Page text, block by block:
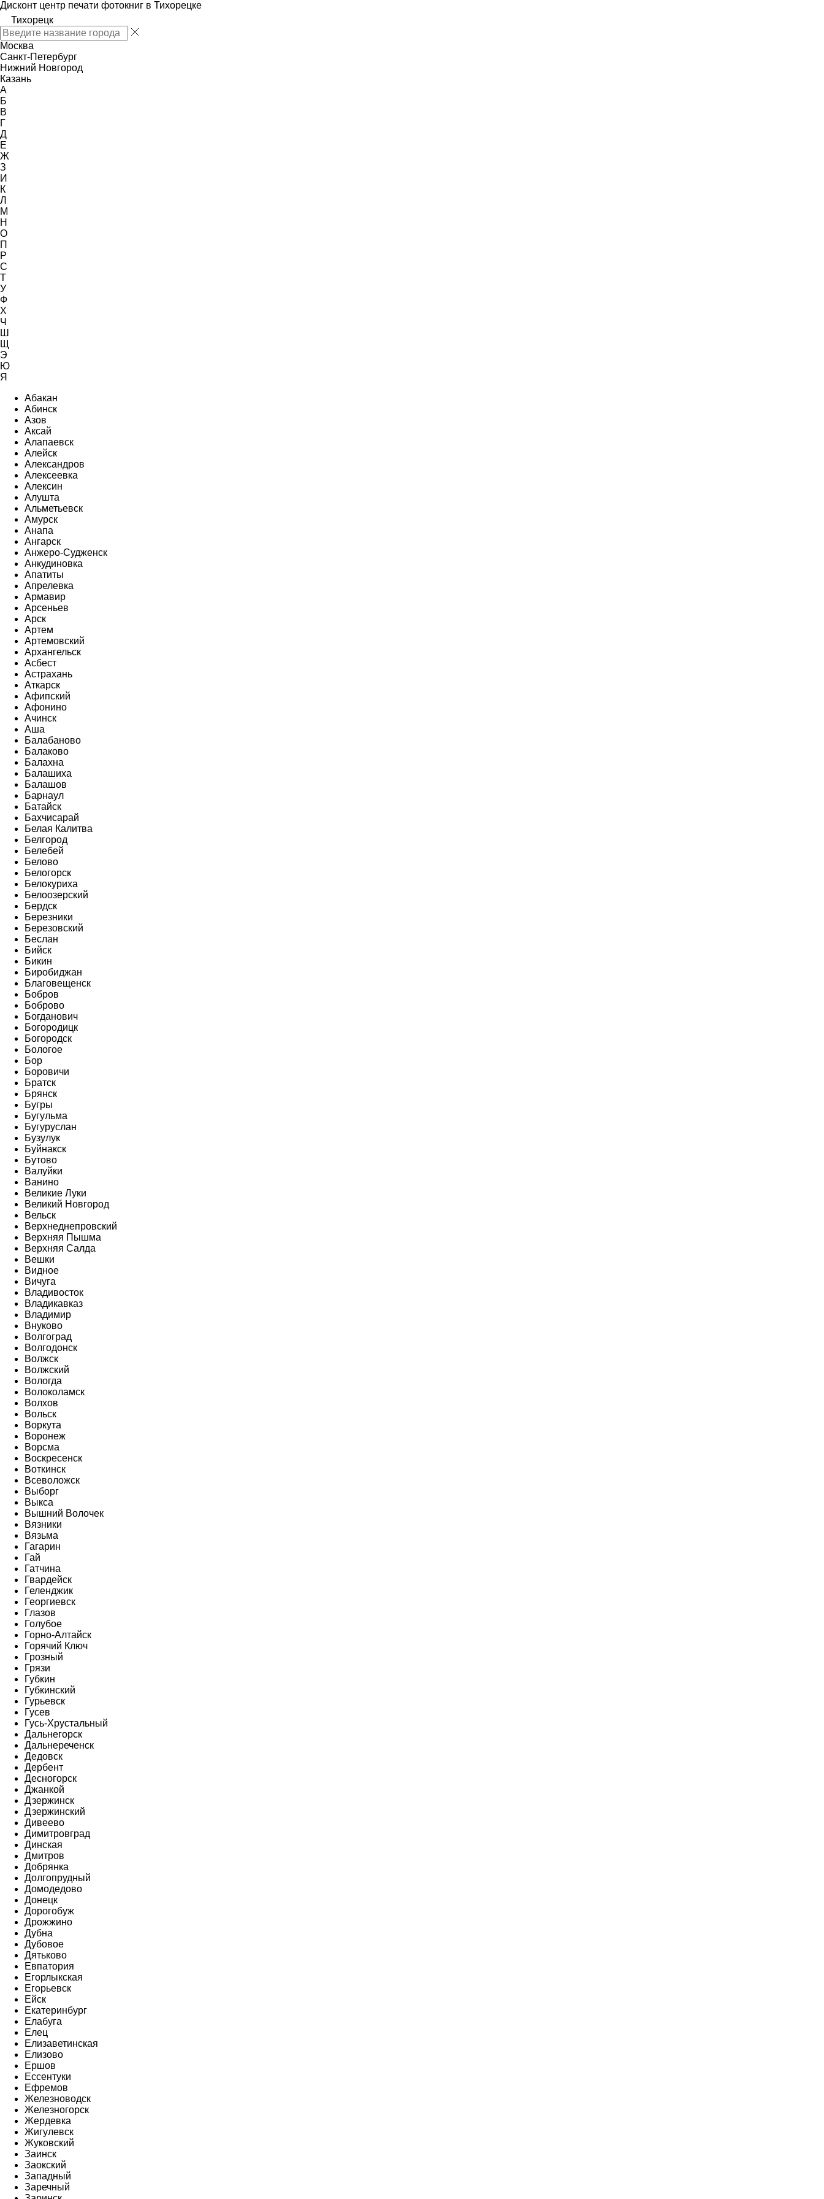
Дисконт центр печати фотокниг в Тихорецке
Тихорецк
Москва
Санкт-Петербург
Нижний Новгород
Казань
А
Б
В
Г
Д
Е
Ж
З
И
К
Л
М
Н
О
П
Р
С
Т
У
Ф
Х
Ч
Ш
Щ
Э
Ю
Я
Абакан
Абинск
Азов
Аксай
Алапаевск
Алейск
Александров
Алексеевка
Алексин
Алушта
Альметьевск
Амурск
Анапа
Ангарск
Анжеро-Судженск
Анкудиновка
Апатиты
Апрелевка
Армавир
Арсеньев
Арск
Артем
Артемовский
Архангельск
Асбест
Астрахань
Аткарск
Афипский
Афонино
Ачинск
Аша
Балабаново
Балаково
Балахна
Балашиха
Балашов
Барнаул
Батайск
Бахчисарай
Белая Калитва
Белгород
Белебей
Белово
Белогорск
Белокуриха
Белоозерский
Бердск
Березники
Березовский
Беслан
Бийск
Бикин
Биробиджан
Благовещенск
Бобров
Боброво
Богданович
Богородицк
Богородск
Бологое
Бор
Боровичи
Братск
Брянск
Бугры
Бугульма
Бугуруслан
Бузулук
Буйнакск
Бутово
Валуйки
Ванино
Великие Луки
Великий Новгород
Вельск
Верхнеднепровский
Верхняя Пышма
Верхняя Салда
Вешки
Видное
Вичуга
Владивосток
Владикавказ
Владимир
Внуково
Волгоград
Волгодонск
Волжск
Волжский
Вологда
Волоколамск
Волхов
Вольск
Воркута
Воронеж
Ворсма
Воскресенск
Воткинск
Всеволожск
Выборг
Выкса
Вышний Волочек
Вязники
Вязьма
Гагарин
Гай
Гатчина
Гвардейск
Геленджик
Георгиевск
Глазов
Голубое
Горно-Алтайск
Горячий Ключ
Грозный
Грязи
Губкин
Губкинский
Гурьевск
Гусев
Гусь-Хрустальный
Дальнегорск
Дальнереченск
Дедовск
Дербент
Десногорск
Джанкой
Дзержинск
Дзержинский
Дивеево
Димитровград
Динская
Дмитров
Добрянка
Долгопрудный
Домодедово
Донецк
Дорогобуж
Дрожжино
Дубна
Дубовое
Дятьково
Евпатория
Егорлыкская
Егорьевск
Ейск
Екатеринбург
Елабуга
Елец
Елизаветинская
Елизово
Ершов
Ессентуки
Ефремов
Железноводск
Железногорск
Жердевка
Жигулевск
Жуковский
Заинск
Заокский
Западный
Заречный